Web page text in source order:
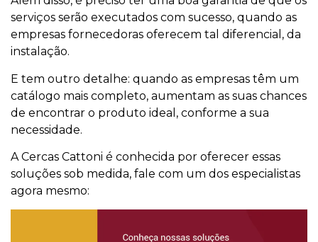
serviços serão executados com sucesso, quando as
empresas fornecedoras oferecem tal diferencial, da
instalação.
E tem outro detalhe: quando as empresas têm um
catálogo mais completo, aumentam as suas chances
de encontrar o produto ideal, conforme a sua
necessidade.
A Cercas Cattoni é conhecida por oferecer essas
soluções sob medida, fale com um dos especialistas
agora mesmo: